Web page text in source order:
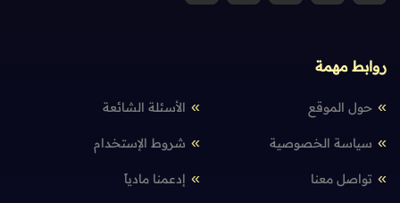
روابط مهمة
حول الموقع الأسئلة الشائعة
سياسة الخصوصية شروط الإستخدام
تواصل معنا إدعمنا مادياً